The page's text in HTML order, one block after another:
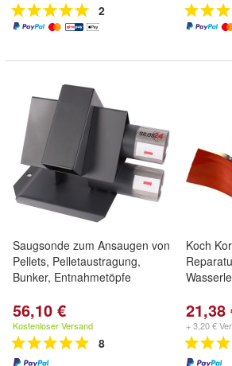
2
Saugsonde zum Ansaugen von
Pellets, Pelletaustragung,
Bunker, Entnahmetöpfe
56,10 €
Kostenloser Versand
8
Koch
21,38
+ 3,20 €